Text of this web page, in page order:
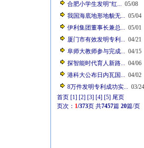
合肥小学生发明“红... 05/08
我国海底地形地貌无... 05/04
伊利集团董事长兼总... 05/01
厦门市有效发明专利... 04/21
阜师大教师参与完成... 04/15
探智能时代育人新路... 04/06
港科大公布日内瓦国... 04/02
8万件发明专利成功实... 03/24
首页 [1] [2] [3] [4] [5] 尾页
页次： 1/373页 共7457篇 20篇/页